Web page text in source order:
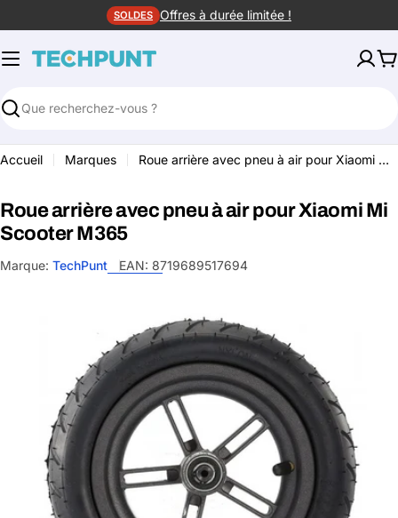
au
contenu
SOLDES Offres à durée limitée !
Rechercher
Accueil Marques Roue arrière avec pneu à air pour Xiaomi Mi Scooter M365
Roue arrière avec pneu à air pour Xiaomi Mi
Scooter M365
Marque: TechPunt EAN: 8719689517694